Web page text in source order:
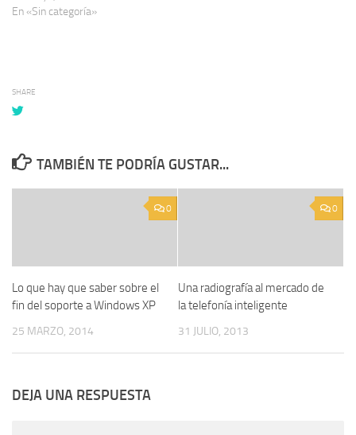
En «Sin categoría»
SHARE
TAMBIÉN TE PODRÍA GUSTAR...
0
Lo que hay que saber sobre el
fin del soporte a Windows XP
25 MARZO, 2014
0
Una radiografía al mercado de
la telefonía inteligente
31 JULIO, 2013
DEJA UNA RESPUESTA